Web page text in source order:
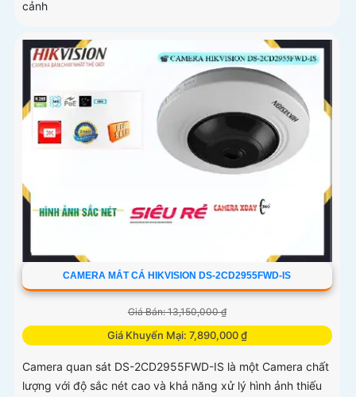
cảnh
CAMERA MẮT CÁ HIKVISION DS-2CD2955FWD-IS
Giá Bán: 13,150,000 ₫
Giá Khuyến Mại: 7,890,000 ₫
Camera quan sát DS-2CD2955FWD-IS là một Camera chất
lượng với độ sắc nét cao và khả năng xử lý hình ảnh thiếu